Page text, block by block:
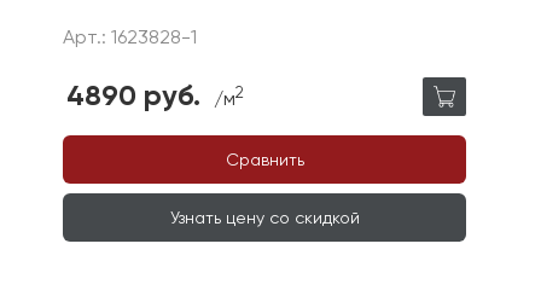
Арт.: 1623828-1
4890 руб. /м2
Сравнить
Узнать цену со скидкой